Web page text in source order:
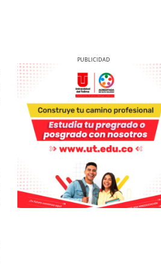
Previous